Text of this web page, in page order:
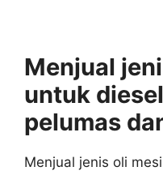
Menjual
untuk diesel
pelumas
Menjual jenis oli